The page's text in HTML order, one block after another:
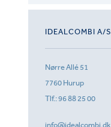
IDEALCOMBI A/S
Nørre Allé 51
7760 Hurup
Tlf.:96 88 25 00
info@idealcombi.dk